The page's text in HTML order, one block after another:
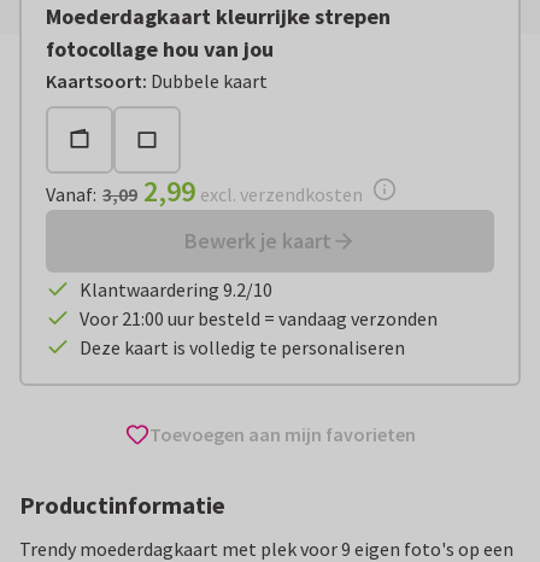
Moederdagkaart kleurrijke strepen
fotocollage hou van jou
Kaartsoort: Dubbele kaart
Vanaf: € 2,99 excl. verzendkosten
Vanaf: 3,09 2,99 excl. verzendkosten
Bewerk je kaart
Klantwaardering 9.2/10
Voor 21:00 uur besteld = vandaag verzonden
Deze kaart is volledig te personaliseren
Toevoegen aan mijn favorieten
Productinformatie
Trendy moederdagkaart met plek voor 9 eigen foto's op een